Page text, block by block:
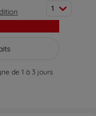
1
de 1 à 3 jours